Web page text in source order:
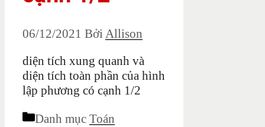
06/12/2021 BởiAllison
diện tích xung quanh và
diện tích toàn phần của hình
lập phương có cạnh 1/2
Danh mục Toán